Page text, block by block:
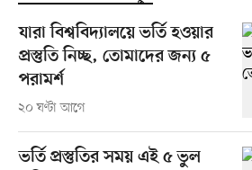
যারা বিশ্ববিদ্যালয়ে ভর্তি হওয়ার
প্রস্তুতি নিচ্ছ, তোমাদের জন্য ৫
পরামর্শ
২০ ঘণ্টা আগে
ভর্তি প্রস্তুতির সময় এই ৫ ভুল